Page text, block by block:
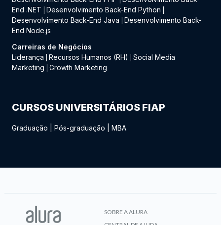
End .NET
Desenvolvimento Back-End Python
Desenvolvimento Back-End Java
Desenvolvimento Back-
End Node.js
Carreiras de Negócios
Liderança
Recursos Humanos (RH)
Social Media
Marketing
Growth Marketing
CURSOS UNIVERSITÁRIOS FIAP
Graduação Pós-graduação MBA
SOBRE A ALURA